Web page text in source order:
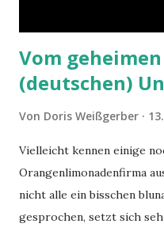
Vom
(deutschen)
Von Doris Weißgerber
Vielleicht kennen einige
Orangenlimonadenfirma
nicht alle ein bisschen
gesprochen, setzt sich